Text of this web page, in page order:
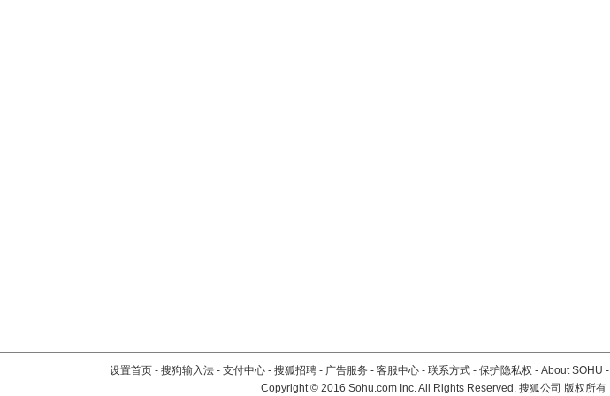
设置首页 - 搜狗输入法 - 支付中心 - 搜狐招聘 - 广告服务 - 客服中心 - 联系方式 - 保护隐私权 - About SOHU -
Copyright©2016 Sohu.com Inc. All Rights Reserved. 搜狐公司 版权所有